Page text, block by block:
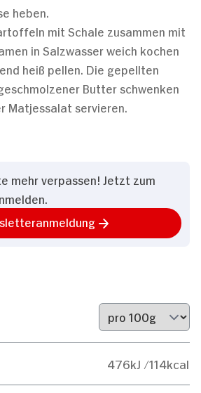
heben.
mit Schale zusammen mit
in Salzwasser weich kochen
heiß pellen. Die gepellten
Butter schwenken
Matjessalat servieren.
mehr verpassen! Jetzt zum
476kJ /114kcal